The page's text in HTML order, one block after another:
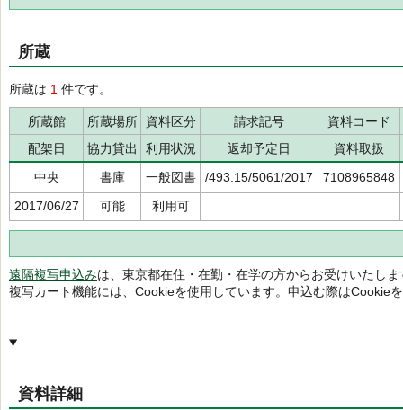
所蔵
所蔵は 1 件です。
所蔵館 所蔵場所 資料区分 請求記号
資料コード
配架日
協力貸出 利用状況 返却予定日
資料取扱
中央
書庫 一般図書 /493.15/5061/2017
7108965848
2017/06/27
可能 利用可
遠隔複写申込みは、東京都在住・在勤・在学の方からお受けいたしま
複写カート機能には、Cookieを使用しています。申込む際はCookie
資料詳細